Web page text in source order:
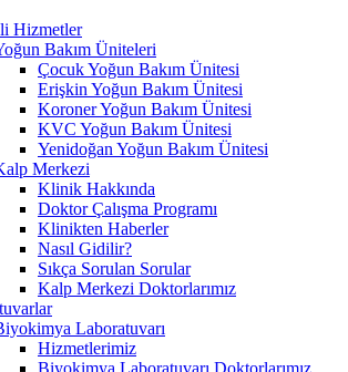
Hizmetler
Bakım Üniteleri
Çocuk Yoğun Bakım Ünitesi
Erişkin Yoğun Bakım Ünitesi
Koroner Yoğun Bakım Ünitesi
KVC Yoğun Bakım Ünitesi
Yenidoğan Yoğun Bakım Ünitesi
Merkezi
Klinik Hakkında
Doktor Çalışma Programı
Klinikten Haberler
Nasıl Gidilir?
Sıkça Sorulan Sorular
Kalp Merkezi Doktorlarımız
Laboratuvarı
Hizmetlerimiz
Biyokimya Laboratuvarı Doktorlarımız